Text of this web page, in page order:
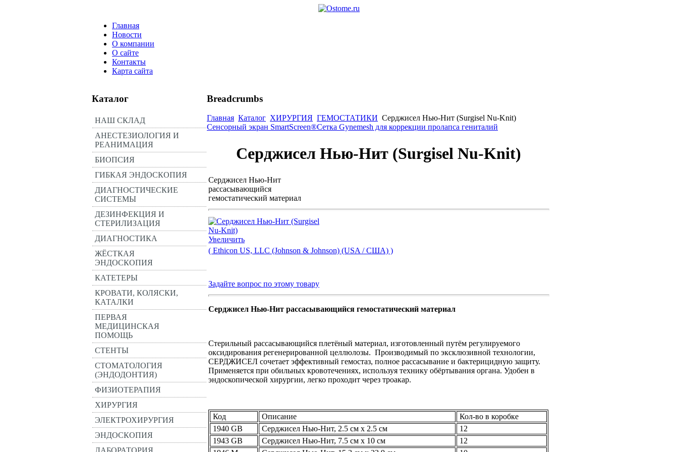
Главная
Новости
О компании
О сайте
Контакты
Карта сайта
Каталог
НАШ СКЛАД
АНЕСТЕЗИОЛОГИЯ И
РЕАНИМАЦИЯ
БИОПСИЯ
ГИБКАЯ ЭНДОСКОПИЯ
ДИАГНОСТИЧЕСКИЕ
СИСТЕМЫ
ДЕЗИНФЕКЦИЯ И
СТЕРИЛИЗАЦИЯ
ДИАГНОСТИКА
ЖЁСТКАЯ
ЭНДОСКОПИЯ
КАТЕТЕРЫ
КРОВАТИ, КОЛЯСКИ,
КАТАЛКИ
ПЕРВАЯ
МЕДИЦИНСКАЯ
ПОМОЩЬ
СТЕНТЫ
СТОМАТОЛОГИЯ
(ЭНДОДОНТИЯ)
ФИЗИОТЕРАПИЯ
ХИРУРГИЯ
ЭЛЕКТРОХИРУРГИЯ
ЭНДОСКОПИЯ
Breadcrumbs
Главная Каталог ХИРУРГИЯ ГЕМОСТАТИКИ Серджисел Нью-Нит (Surgisel Nu-Knit)
Сенсорный экран SmartScreen®Сетка Gynemesh для коррекции пролапса гениталий
Серджисел Нью-Нит (Surgisel Nu-Knit)
Серджисел Нью-Нит
рассасывающийся
гемостатический материал
Увеличить
( Ethicon US, LLC (Johnson & Johnson) (USA / США) )
Задайте вопрос по этому товару
Серджисел Нью-Нит рассасывающийся гемостатический материал
Cтерильный рассасывающийся плетёный материал, изготовленный путём регулируемого
оксидирования регенерированной целлюлозы. Производимый по эксклюзивной технологии,
СЕРДЖИСЕЛ сочетает эффективный гемостаз, полное рассасывание и бактерицидную защиту.
Применяется при обильных кровотечениях, используя технику обёртывания органа. Удобен в
эндоскопической хирургии, легко проходит через троакар.
Код Описание
Кол-во в коробке
1940 GB
Серджисел Нью-Нит, 2.5 см x 2.5 см
12
1943 GB
Серджисел Нью-Нит, 7.5 см x 10 см
12